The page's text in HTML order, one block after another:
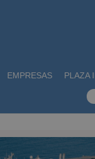
EMPRESAS PLAZA